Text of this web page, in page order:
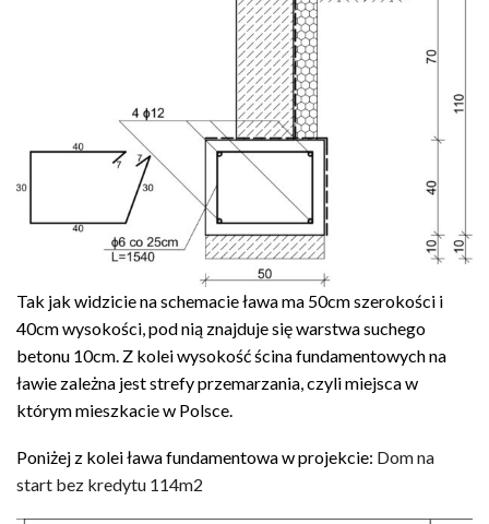
Tak jak widzicie na schemacie ława ma 50cm szerokości i
40cm wysokości, pod nią znajduje się warstwa suchego
betonu 10cm. Z kolei wysokość ścina fundamentowych na
ławie zależna jest strefy przemarzania, czyli miejsca w
którym mieszkacie w Polsce.
Poniżej z kolei ława fundamentowa w projekcie: Dom na
start bez kredytu 114m2